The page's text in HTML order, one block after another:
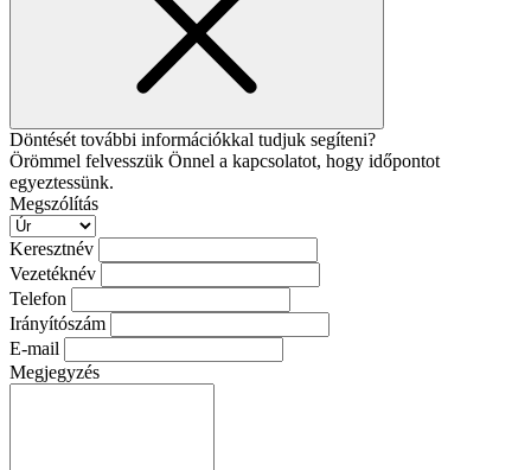
Döntését további információkkal tudjuk segíteni?
Örömmel felvesszük Önnel a kapcsolatot, hogy időpontot
egyeztessünk.
Megszólítás
Keresztnév
Vezetéknév
Telefon
Irányítószám
E-mail
Megjegyzés